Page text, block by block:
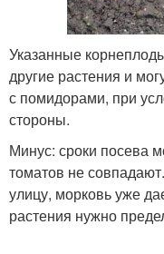
Указанные
другие растения и
с помидорами, при
стороны.
Минус: сроки посева
томатов не
улицу, морковь уже
растения нужно